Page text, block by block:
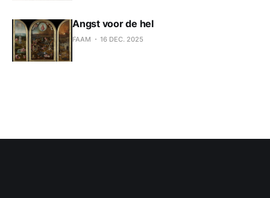
Angst voor de hel
FAAM 16 DEC. 2025